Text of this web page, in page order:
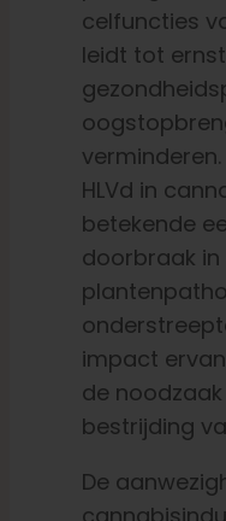
celfuncties
leidt tot
HLVd in
betekende
doorbraak in
impact
de
bestrijding
De